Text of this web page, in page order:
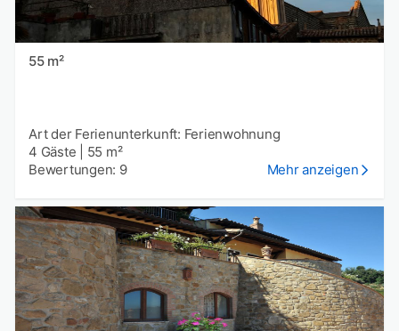
55 m²
Art der Ferienunterkunft: Ferienwohnung
4 Gäste
55 m²
Bewertungen: 9
Mehr anzeigen